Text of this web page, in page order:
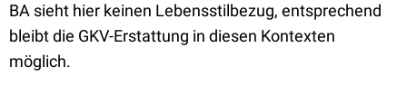
BA sieht hier keinen Lebensstilbezug, entsprechend
bleibt die GKV-Erstattung in diesen Kontexten
möglich.